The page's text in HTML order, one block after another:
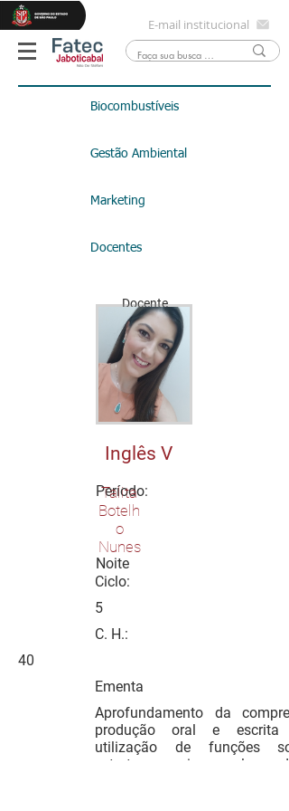
E-mail institucional
Biocombustíveis
Gestão Ambiental
Marketing
Docentes
Docente
Inglês V
Período:
Noite
Talita
Botelh
o
Nunes
Ciclo:
5
C. H.:
40
Ementa
Aprofundamento da
produção oral e escrita
utilização de funções
estruturas mais complexas